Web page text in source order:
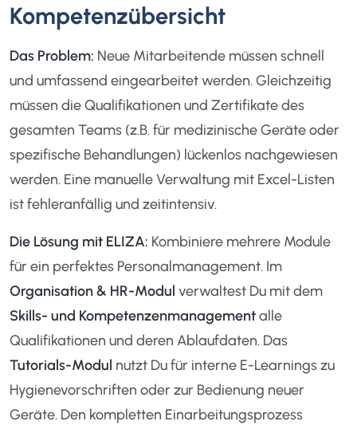
Kompetenzübersicht
Das Problem: Neue Mitarbeitende müssen schnell
und umfassend eingearbeitet werden. Gleichzeitig
müssen die Qualifikationen und Zertifikate des
gesamten Teams (z.B. für medizinische Geräte oder
spezifische Behandlungen) lückenlos nachgewiesen
werden. Eine manuelle Verwaltung mit Excel-Listen
ist fehleranfällig und zeitintensiv.
Die Lösung mit ELIZA: Kombiniere mehrere Module
für ein perfektes Personalmanagement. Im
Organisation & HR-Modul verwaltest Du mit dem
Skills- und Kompetenzenmanagementalle
Qualifikationen und deren Ablaufdaten. Das
Tutorials-Modul nutzt Du für interne E-Learnings zu
Hygienevorschriften oder zur Bedienung neuer
Geräte. Den kompletten Einarbeitungsprozess